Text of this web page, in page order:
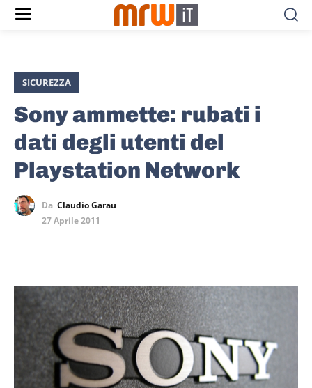
SICUREZZA
Sony ammette: rubati i
dati degli utenti del
Playstation Network
Da Claudio Garau
27 Aprile 2011